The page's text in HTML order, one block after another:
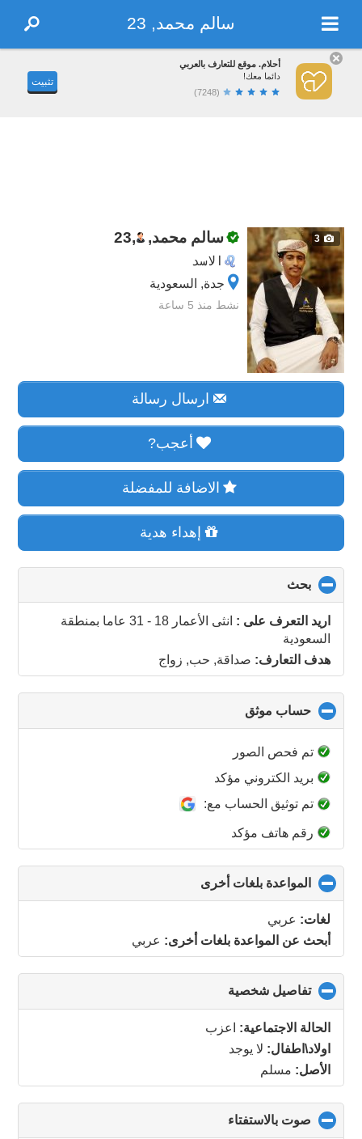
سالم محمد, 23
أحلام. موقع للتعارف بالعربي
دائما معك!
(7248)
تثبيت
3 سالم محمد, ,
23
الاسد
جدة‎, السعودية
نشط منذ 5 ساعة
ارسال رسالة
أعجب?
الاضافة للمفضلة
إهداء هدية
بحث
to
collapse
contents
اريد التعرف على : انثى الأعمار 18 - 31 عاما
بمنطقة
السعودية
هدف التعارف: صداقة, حب, زواج
حساب موثق
to
contents
تم فحص الصور
بريد الكتروني مؤكد
تم توثيق الحساب مع:
رقم هاتف مؤكد
المواعدة بلغات أخرى
to
contents
لغات: عربي
أبحث عن المواعدة بلغات أخرى: عربي
تفاصيل شخصية
to
collapse
contents
الحالة الاجتماعية:
اعزب
اولاد\اطفال: لا يوجد
الأصل: مسلم
صوت بالاستفتاء
to